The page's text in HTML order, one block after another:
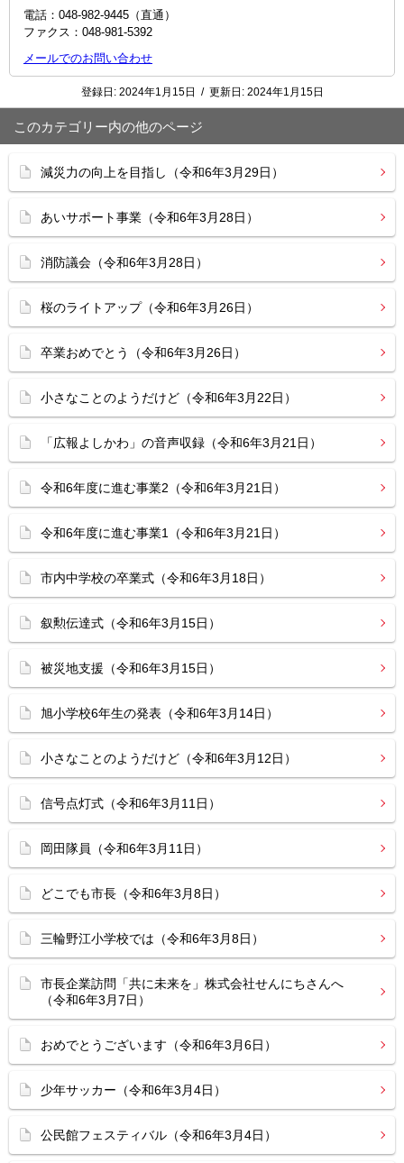
電話：048‐982‐9445（直通）
ファクス：048-981-5392
メールでのお問い合わせ
登録日: 2024年1月15日 / 更新日: 2024年1月15日
このカテゴリー内の他のページ
減災力の向上を目指し（令和6年3月29日）
あいサポート事業（令和6年3月28日）
消防議会（令和6年3月28日）
桜のライトアップ（令和6年3月26日）
卒業おめでとう（令和6年3月26日）
小さなことのようだけど（令和6年3月22日）
「広報よしかわ」の音声収録（令和6年3月21日）
令和6年度に進む事業2（令和6年3月21日）
令和6年度に進む事業1（令和6年3月21日）
市内中学校の卒業式（令和6年3月18日）
叙勲伝達式（令和6年3月15日）
被災地支援（令和6年3月15日）
旭小学校6年生の発表（令和6年3月14日）
小さなことのようだけど（令和6年3月12日）
信号点灯式（令和6年3月11日）
岡田隊員（令和6年3月11日）
どこでも市長（令和6年3月8日）
三輪野江小学校では（令和6年3月8日）
市長企業訪問「共に未来を」株式会社せんにちさんへ
（令和6年3月7日）
おめでとうございます（令和6年3月6日）
少年サッカー（令和6年3月4日）
公民館フェスティバル（令和6年3月4日）